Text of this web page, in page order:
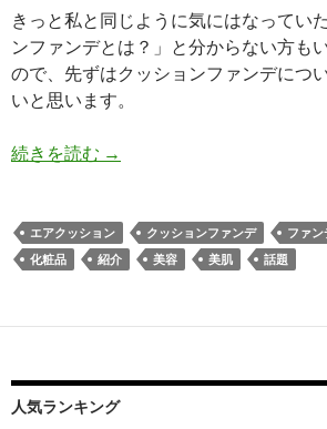
きっと私と同じように気にはなってい
ンファンデとは？」と分からない方も
ので、先ずはクッションファンデにつ
いと思います。
続きを読む 今話題のIOPEのクッショ
→
エアクッション クッションファンデ ファン
化粧品
紹介 美容 美肌 話題
人気ランキング